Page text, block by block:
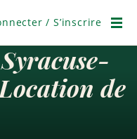
/ S’inscrire
de